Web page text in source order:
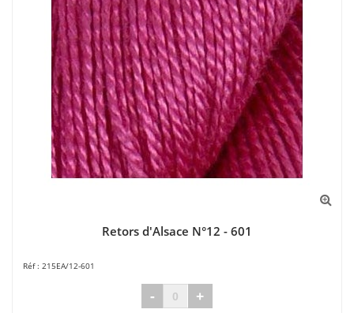
Retors d'Alsace N°12 - 601
215EA/12-601
- +